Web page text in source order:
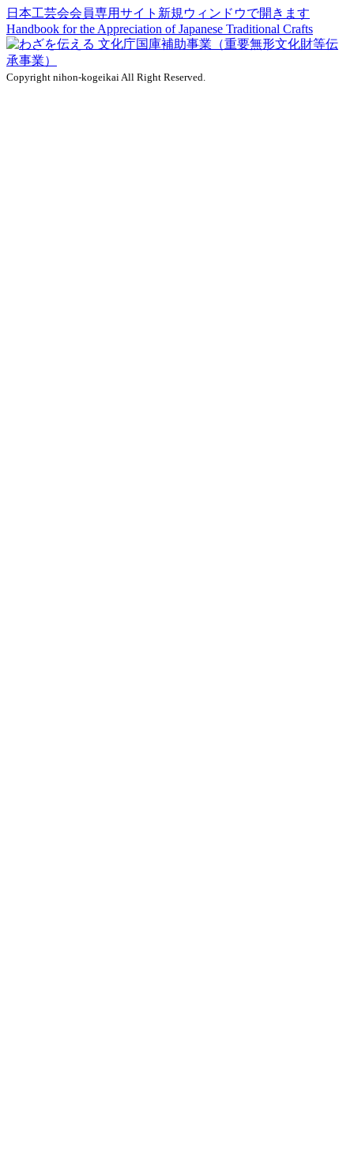
日本工芸会会員専用サイト 新規ウィンドウで開きます
Handbook for the Appreciation ofJapanese Traditional Crafts
Copyright nihon-kogeikai All Right Reserved.